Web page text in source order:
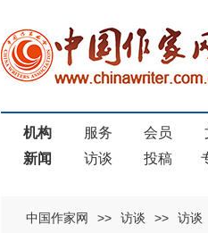
机构 服务 会员
新闻
访谈 投稿
中国作家网 >> 访谈 >> 访谈